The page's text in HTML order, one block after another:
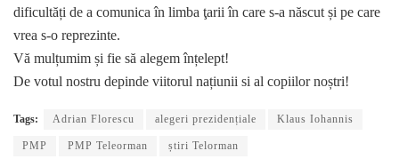
dificultăți de a comunica în limba ţarii în care s-a născut și pe care
vrea s-o reprezinte.
Vă mulțumim și fie să alegem înțelept!
De votul nostru depinde viitorul națiunii si al copiilor noștri!
Tags: Adrian Florescu alegeri prezidențiale Klaus Iohannis
PMP PMP Teleorman știri Telorman